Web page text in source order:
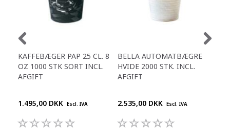
KAFFEBÆGER PAP 25 CL. 8
OZ 1000 STK SORT INCL.
AFGIFT
1.495,00 DKK Escl. IVA
BELLA AUTOMATBÆGRE
HVIDE 2000 STK. INCL.
AFGIFT
2.535,00 DKK Escl. IVA